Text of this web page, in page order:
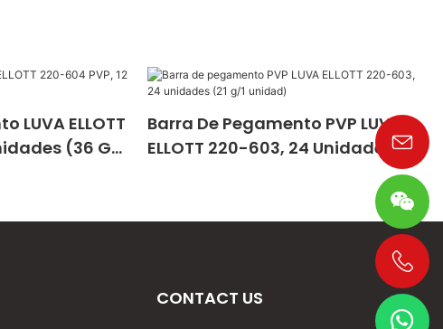
LUVA ELLOTT
(36 G/1
Barra De Pegamento PVP LUVA
ELLOTT 220-603, 24 Unidades (21
CONTACT US